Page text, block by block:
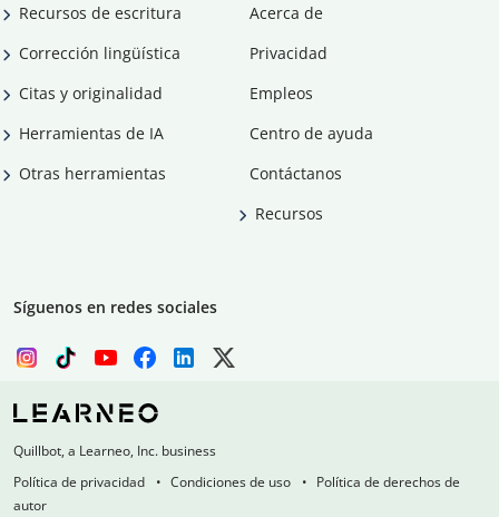
Recursos de escritura
Corrección lingüística
Citas y originalidad
Herramientas de IA
Otras herramientas
Acerca de
Privacidad
Empleos
Centro de ayuda
Contáctanos
Recursos
Síguenos en redes sociales
Quillbot, a Learneo, Inc. business
Política de privacidad
Condiciones de uso
Política de derechos de
autor